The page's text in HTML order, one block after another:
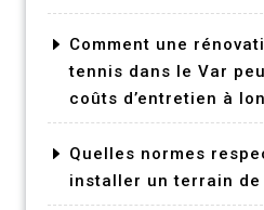
Comment une
tennis dans le Var
coûts d’entretien à
Quelles normes
installer un terrain de